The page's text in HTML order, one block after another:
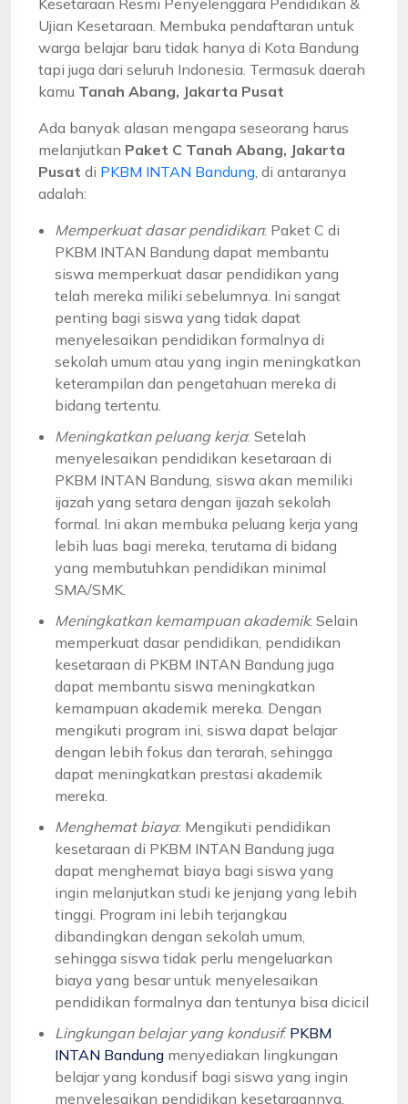
Ujian Kesetaraan. Membuka pendaftaran untuk
warga belajar baru tidak hanya di Kota Bandung
tapi juga dari seluruh Indonesia. Termasuk daerah
kamu Tanah Abang, Jakarta Pusat
Ada banyak alasan mengapa seseorang harus
melanjutkan Paket C Tanah Abang, Jakarta
Pusat di PKBM INTAN Bandung , di antaranya
adalah:
Memperkuat dasar pendidikan: Paket C di
PKBM INTAN Bandung dapat membantu
siswa memperkuat dasar pendidikan yang
telah mereka miliki sebelumnya. Ini sangat
penting bagi siswa yang tidak dapat
menyelesaikan pendidikan formalnya di
sekolah umum atau yang ingin meningkatkan
keterampilan dan pengetahuan mereka di
bidang tertentu.
Meningkatkan peluang kerja: Setelah
menyelesaikan pendidikan kesetaraan di
PKBM INTAN Bandung, siswa akan memiliki
ijazah yang setara dengan ijazah sekolah
formal. Ini akan membuka peluang kerja yang
lebih luas bagi mereka, terutama di bidang
yang membutuhkan pendidikan minimal
SMA/SMK.
Meningkatkan kemampuan akademik: Selain
memperkuat dasar pendidikan, pendidikan
kesetaraan di PKBM INTAN Bandung juga
dapat membantu siswa meningkatkan
kemampuan akademik mereka. Dengan
mengikuti program ini, siswa dapat belajar
dengan lebih fokus dan terarah, sehingga
dapat meningkatkan prestasi akademik
mereka.
Menghemat biaya: Mengikuti pendidikan
kesetaraan di PKBM INTAN Bandung juga
dapat menghemat biaya bagi siswa yang
ingin melanjutkan studi ke jenjang yang lebih
tinggi. Program ini lebih terjangkau
dibandingkan dengan sekolah umum,
sehingga siswa tidak perlu mengeluarkan
biaya yang besar untuk menyelesaikan
pendidikan formalnya dan tentunya bisa dicicil
Lingkungan belajar yang kondusif: PKBM
INTAN Bandung menyediakan lingkungan
belajar yang kondusif bagi siswa yang ingin
menyelesaikan pendidikan kesetaraannya.